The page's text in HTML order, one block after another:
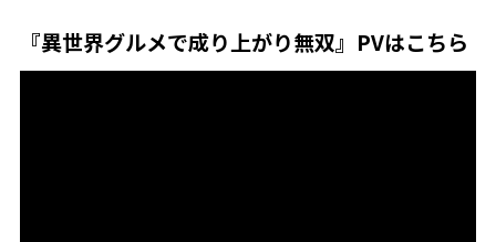
『異世界グルメで成り上がり無双』PVはこちら